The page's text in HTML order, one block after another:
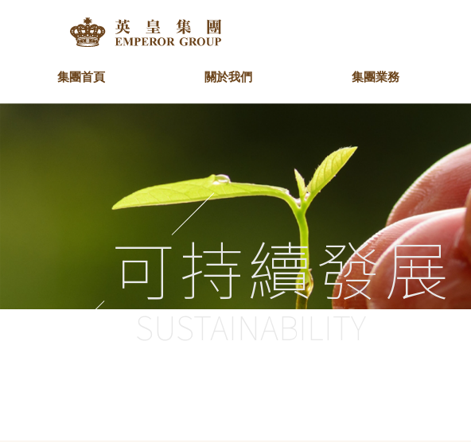
集團首頁 關於我們
業務架構 集團大事紀
集團業務
英皇金融集團
英皇鐘錶珠寶
可持續發展